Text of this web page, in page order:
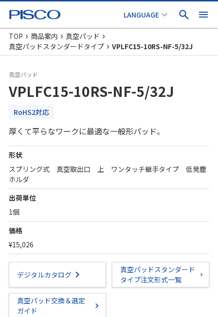
TOP 商品案内
真空パッド
真空パッドスタンダードタイプ
VPLFC15-10RS-NF-5/32J
真空パッド
VPLFC15-10RS-NF-5/32J
RoHS2対応
厚くて平らなワークに最適な一般形パッド。
形状
スプリング式 真空取出口 上 ワンタッチ継手タイプ 低発塵
ホルダ
出荷単位
1個
価格
¥15,026
デジタルカタログ
真空パッドスタンダード
タイプ注文形式一覧
真空パッド交換＆選定
ガイド